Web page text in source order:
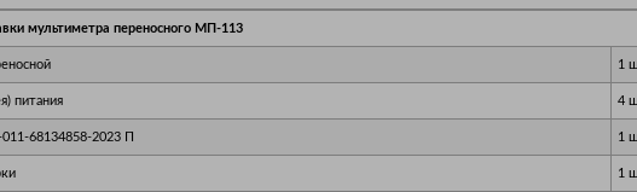
мультиметра переносного МП-113
1
питания 4
68134858-2023 П 1
1